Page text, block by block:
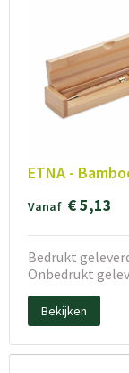
ETNA -
Vanaf € 5,13
Bedrukt
Onbedrukt
Bekijken